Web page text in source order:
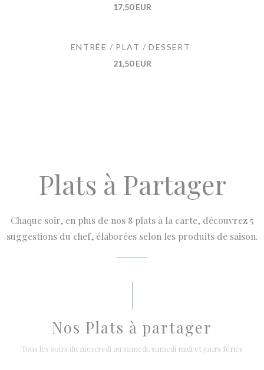
17,50 EUR
ENTRÉE / PLAT / DESSERT
21,50 EUR
Plats à Partager
Chaque soir, en plus de nos 8 plats à la carte, découvrez 5
suggestions du chef, élaborées selon les produits de saison.
Nos Plats à partager
Tous les soirs du mercredi au samedi, samedi midi et jours fériés